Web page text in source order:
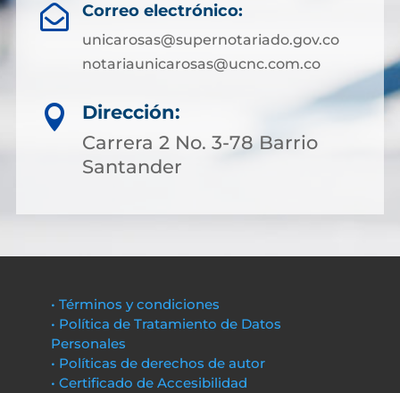
 Correo electrónico:
unicarosas@supernotariado.gov.co
notariaunicarosas@ucnc.com.co

Dirección:
Carrera 2 No. 3-78 Barrio
Santander
• Términos y condiciones
• Política de Tratamiento de Datos
Personales
• Políticas de derechos de autor
• Certificado de Accesibilidad